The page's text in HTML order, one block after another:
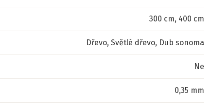
300 cm, 400 cm
Dřevo, Světlé dřevo, Dub sonoma
Ne
0,35 mm